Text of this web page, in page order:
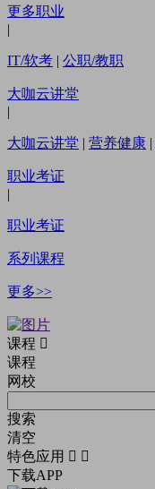
更多职业
|
IT/软考 | 公职/教职
大咖云讲堂
|
大咖云讲堂 | 营养健康 |
职业考证
|
职业考证
系列课程
更多>>
课程
课程
网校
搜索
清空
特色应用
下载APP